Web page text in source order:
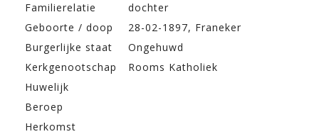
Familierelatie
dochter
Geboorte / doop
28-02-1897, Franeker
Burgerlijke staat
Ongehuwd
Kerkgenootschap
Rooms Katholiek
Huwelijk
Beroep
Herkomst